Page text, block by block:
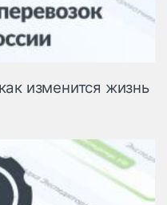
изменится жизнь